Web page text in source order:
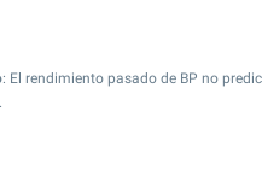
: El rendimiento pasado de BP no